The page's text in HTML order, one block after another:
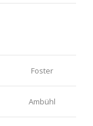
Foster
Ambühl